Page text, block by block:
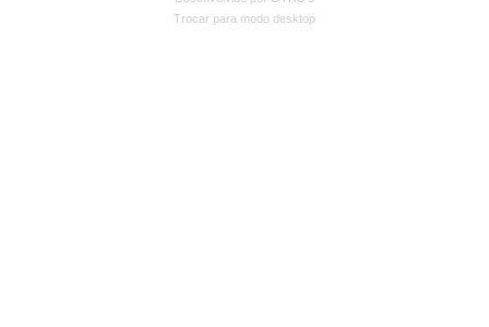
Trocar para modo desktop